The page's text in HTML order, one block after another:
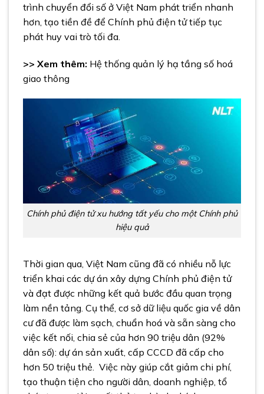
trình chuyển đổi số ở Việt Nam phát triển nhanh
hơn, tạo tiền đề để Chính phủ điện tử tiếp tục
phát huy vai trò tối đa.
>> Xem thêm: Hệ thống quản lý hạ tầng số hoá
giao thông
Chính phủ điện tử xu hướng tất yếu cho một Chính phủ
hiệu quả
Thời gian qua, Việt Nam cũng đã có nhiều nỗ lực
triển khai các dự án xây dựng Chính phủ điện tử
và đạt được những kết quả bước đầu quan trọng
làm nền tảng. Cụ thể, cơ sở dữ liệu quốc gia về dân
cư đã được làm sạch, chuẩn hoá và sẵn sàng cho
việc kết nối, chia sẻ của hơn 90 triệu dân (92%
dân số): dự án sản xuất, cấp CCCD đã cấp cho
hơn 50 triệu thẻ. Việc này giúp cắt giảm chi phí,
tạo thuận tiện cho người dân, doanh nghiệp, tổ